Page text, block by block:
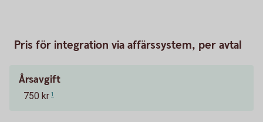
Pris för integration via affärssystem, per avtal
Årsavgift
750 kr 1